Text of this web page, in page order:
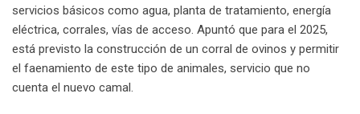
servicios básicos como agua, planta de tratamiento, energía
eléctrica, corrales, vías de acceso. Apuntó que para el 2025,
está previsto la construcción de un corral de ovinos y permitir
el faenamiento de este tipo de animales, servicio que no
cuenta el nuevo camal.